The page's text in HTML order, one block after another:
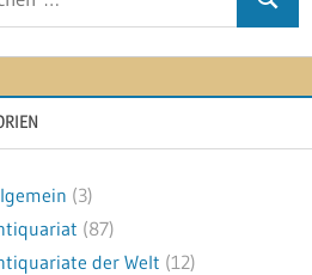
Suchen
(3)
(87)
der Welt (12)